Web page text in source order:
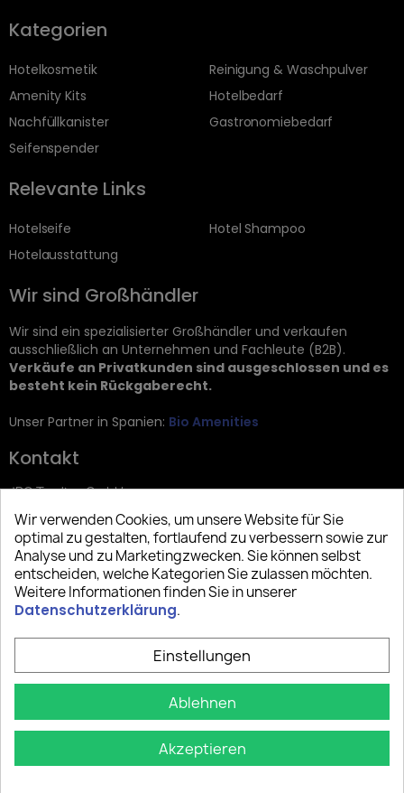
Kategorien
Hotelkosmetik
Amenity Kits
Nachfüllkanister
Seifenspender
Reinigung & Waschpulver
Hotelbedarf
Gastronomiebedarf
Relevante Links
Hotelseife
Hotelausstattung
Hotel Shampoo
Wir sind Großhändler
Wir sind ein spezialisierter Großhändler und verkaufen
ausschließlich an Unternehmen und Fachleute (B2B).
Verkäufe an Privatkunden sind ausgeschlossen und es
besteht kein Rückgaberecht.
Unser Partner in Spanien: Bio Amenities
Kontakt
JRG Trading GmbH
Zietenstr. 9
12244 Berlin
Tel: +49 (0)30 2357 3470
info@top-amenities.com
Wir verwenden Cookies, um unsere Website für Sie
optimal zu gestalten, fortlaufend zu verbessern sowie zur
Analyse und zu Marketingzwecken. Sie können selbst
entscheiden, welche Kategorien Sie zulassen möchten.
Weitere Informationen finden Sie in unserer
Datenschutzerklärung.
Einstellungen
Ablehnen
Akzeptieren